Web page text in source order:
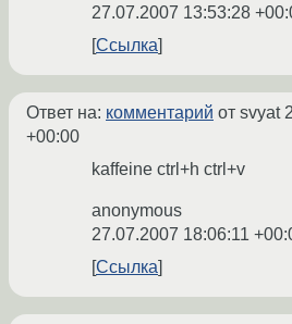
27.07.2007 13:53:28
Ссылка
Ответ на: комментарий от svyat
+00:00
kaffeine ctrl+h ctrl+v
anonymous
27.07.2007 18:06:11
Ссылка